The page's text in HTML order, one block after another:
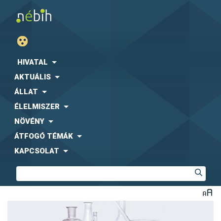
HIVATAL
AKTUÁLIS
ÁLLAT
ÉLELMISZER
NÖVÉNY
ÁTFOGÓ TÉMÁK
KAPCSOLAT